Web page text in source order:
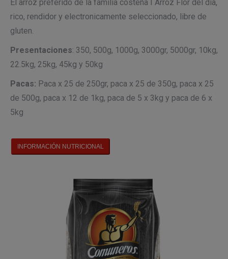
El arroz preferido de la familia costeña I Arroz Flor del día,
rico, rendidor y electronicamente seleccionado, libre de
gluten.
Presentaciones: 350, 500g, 1000g, 3000gr, 5000gr, 10kg,
22.5kg, 25kg, 45kg y 50kg
Pacas: Paca x 25 de 250gr, paca x 25 de 350g, paca x 25
de 500g, paca x 12 de 1kg, paca de 5 x 3kg y paca de 6 x
5kg
INFORMACIÓN NUTRICIONAL